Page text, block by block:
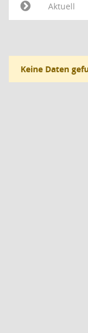
Aktuell
Keine Daten